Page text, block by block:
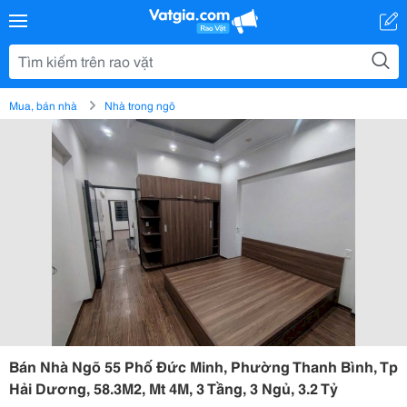
Mua, bán nhà Nhà trong ngõ
Bán Nhà Ngõ 55 Phố Đức Minh, Phường Thanh Bình, Tp
Hải Dương, 58.3M2, Mt 4M, 3 Tầng, 3 Ngủ, 3.2 Tỷ